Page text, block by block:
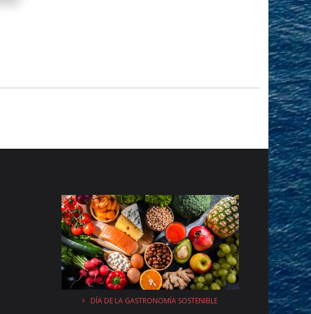
DÍA DE LA GASTRONOMÍA SOSTENIBLE